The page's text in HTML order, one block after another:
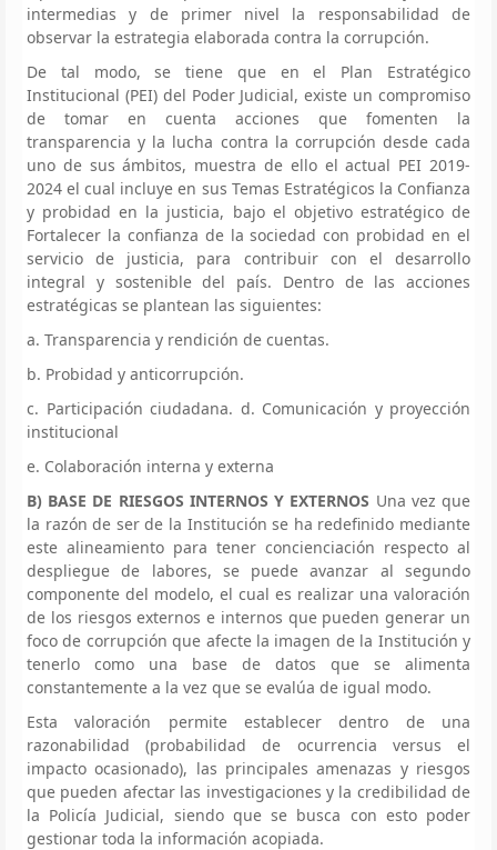
intermedias y de primer nivel la responsabilidad de
observar la estrategia elaborada contra la corrupción.
De tal modo, se tiene que en el Plan Estratégico
Institucional (PEI) del Poder Judicial, existe un compromiso
de tomar en cuenta acciones que fomenten la
transparencia y la lucha contra la corrupción desde cada
uno de sus ámbitos, muestra de ello el actual PEI 2019-
2024 el cual incluye en sus Temas Estratégicos la Confianza
y probidad en la justicia, bajo el objetivo estratégico de
Fortalecer la confianza de la sociedad con probidad en el
servicio de justicia, para contribuir con el desarrollo
integral y sostenible del país. Dentro de las acciones
estratégicas se plantean las siguientes:
a. Transparencia y rendición de cuentas.
b. Probidad y anticorrupción.
c. Participación ciudadana. d. Comunicación y proyección
institucional
e. Colaboración interna y externa
B) BASE DE RIESGOS INTERNOS Y EXTERNOS Una vez que
la razón de ser de la Institución se ha redefinido mediante
este alineamiento para tener concienciación respecto al
despliegue de labores, se puede avanzar al segundo
componente del modelo, el cual es realizar una valoración
de los riesgos externos e internos que pueden generar un
foco de corrupción que afecte la imagen de la Institución y
tenerlo como una base de datos que se alimenta
constantemente a la vez que se evalúa de igual modo.
Esta valoración permite establecer dentro de una
razonabilidad (probabilidad de ocurrencia versus el
impacto ocasionado), las principales amenazas y riesgos
que pueden afectar las investigaciones y la credibilidad de
la Policía Judicial, siendo que se busca con esto poder
gestionar toda la información acopiada.